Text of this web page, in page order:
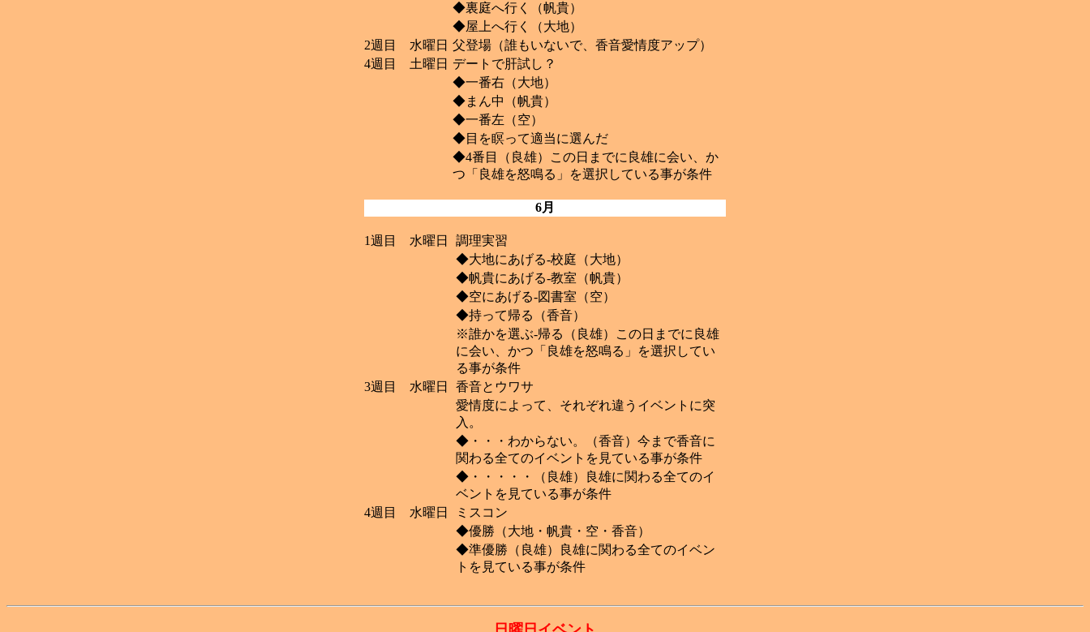
◆裏庭へ行く（帆貴）
◆屋上へ行く（大地）
2週目 水曜日 父登場（誰もいないで、香音愛情度アップ）
4週目 土曜日 デートで肝試し？
◆一番右（大地）
◆まん中（帆貴）
◆一番左（空）
◆目を瞑って適当に選んだ
◆4番目（良雄）この日までに良雄に会い、か
つ「良雄を怒鳴る」を選択している事が条件
6月
1週目 水曜日
調理実習
◆大地にあげる-校庭（大地）
◆帆貴にあげる-教室（帆貴）
◆空にあげる-図書室（空）
◆持って帰る（香音）
※誰かを選ぶ-帰る（良雄）この日までに良雄
に会い、かつ「良雄を怒鳴る」を選択してい
る事が条件
3週目 水曜日
香音とウワサ
愛情度によって、それぞれ違うイベントに突
入。
◆・・・わからない。（香音）今まで香音に
関わる全てのイベントを見ている事が条件
◆・・・・・（良雄）良雄に関わる全てのイ
ベントを見ている事が条件
4週目 水曜日
ミスコン
◆優勝（大地・帆貴・空・香音）
◆準優勝（良雄）良雄に関わる全てのイベン
トを見ている事が条件